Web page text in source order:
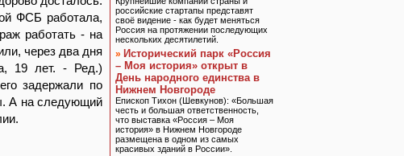
ФСБ работала,
работать - на
через два дня
19 лет. - Ред.)
задержали по
А на следующий
российские стартапы представят
своё видение - как будет меняться
Россия на протяжении последующих
нескольких десятилетий.
» Исторический парк «Россия
– Моя история» открыт в
День народного единства в
Нижнем Новгороде
Епископ Тихон (Шевкунов): «Большая
честь и большая ответственность,
что выставка «Россия – Моя
история» в Нижнем Новгороде
размещена в одном из самых
красивых зданий в России».